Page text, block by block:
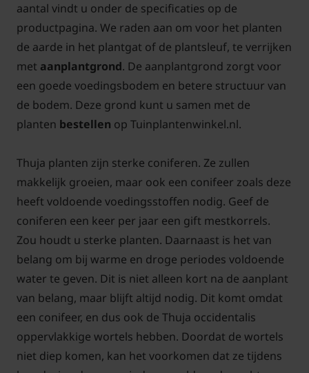
aantal vindt u onder de specificaties op de
productpagina. We raden aan om voor het planten
de aarde in het plantgat of de plantsleuf, te verrijken
met aanplantgrond. De aanplantgrond zorgt voor
een goede voedingsbodem en betere structuur van
de bodem. Deze grond kunt u samen met de
planten bestellen op Tuinplantenwinkel.nl.
Thuja planten zijn sterke coniferen. Ze zullen
makkelijk groeien, maar ook een conifeer zoals deze
heeft voldoende voedingsstoffen nodig. Geef de
coniferen een keer per jaar een gift mestkorrels.
Zou houdt u sterke planten. Daarnaast is het van
belang om bij warme en droge periodes voldoende
water te geven. Dit is niet alleen kort na de aanplant
van belang, maar blijft altijd nodig. Dit komt omdat
een conifeer, en dus ook de Thuja occidentalis
oppervlakkige wortels hebben. Doordat de wortels
niet diep komen, kan het voorkomen dat ze tijdens